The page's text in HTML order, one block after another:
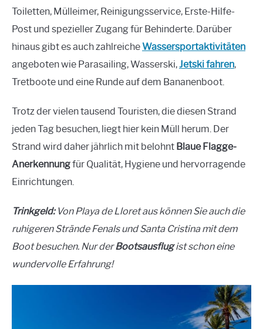
Toiletten, Mülleimer, Reinigungsservice, Erste-Hilfe-
Post und spezieller Zugang für Behinderte. Darüber
hinaus gibt es auch zahlreicheWassersportaktivitäten
angeboten wie Parasailing, Wasserski,Jetski fahren,
Tretboote und eine Runde auf dem Bananenboot.
Trotz der vielen tausend Touristen, die diesen Strand
jeden Tag besuchen, liegt hier kein Müll herum. Der
Strand wird daher jährlich mit belohnt Blaue Flagge-
Anerkennungfür Qualität, Hygiene und hervorragende
Einrichtungen.
Trinkgeld:Von Playa de Lloret aus können Sie auch die
ruhigeren Strände Fenals und Santa Cristina mit dem
Boot besuchen. Nur derBootsausflugist schon eine
wundervolle Erfahrung!